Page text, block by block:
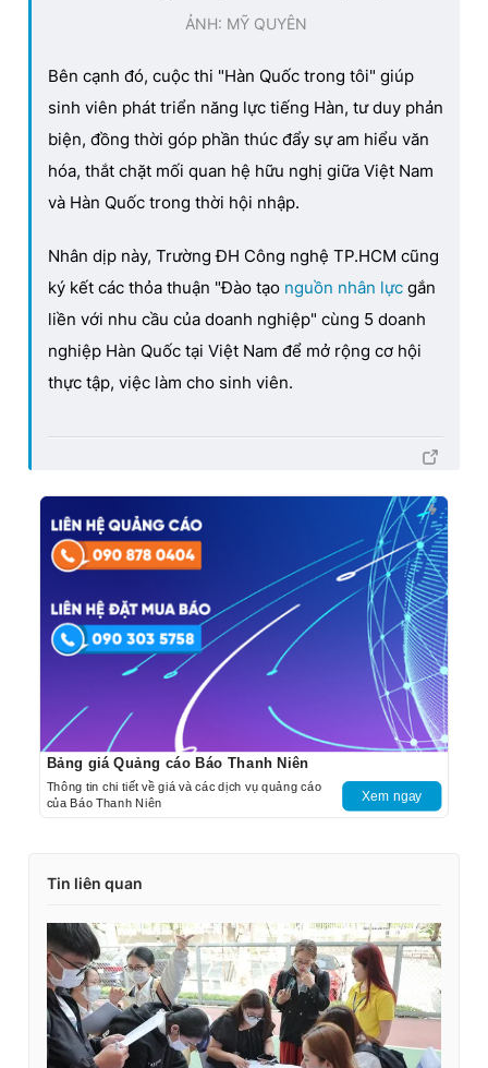
ẢNH: MỸ QUYÊN
Bên cạnh đó, cuộc thi "Hàn Quốc trong tôi" giúp
sinh viên phát triển năng lực tiếng Hàn, tư duy phản
biện, đồng thời góp phần thúc đẩy sự am hiểu văn
hóa, thắt chặt mối quan hệ hữu nghị giữa Việt Nam
và Hàn Quốc trong thời hội nhập.
Nhân dịp này, Trường ĐH Công nghệ TP.HCM cũng
ký kết các thỏa thuận "Đào tạo nguồn nhân lực gắn
liền với nhu cầu của doanh nghiệp" cùng 5 doanh
nghiệp Hàn Quốc tại Việt Nam để mở rộng cơ hội
thực tập, việc làm cho sinh viên.
Bảng giá Quảng cáo Báo Thanh Niên
Thông tin chi tiết về giá và các dịch vụ quảng cáo
của Báo Thanh Niên
Xem ngay
Tin liên quan